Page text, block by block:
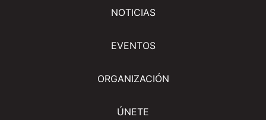
NOTICIAS
EVENTOS
ORGANIZACIÓN
ÚNETE